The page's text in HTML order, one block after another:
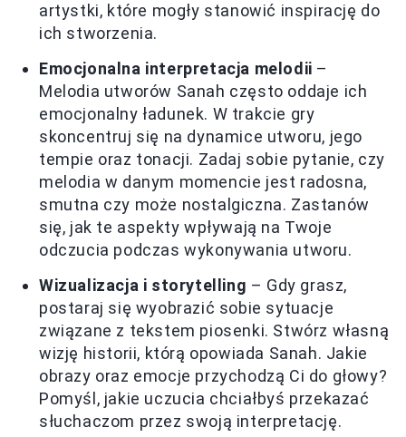
artystki, które mogły stanowić inspirację do
ich stworzenia.
Emocjonalna interpretacja melodii –
Melodia utworów Sanah często oddaje ich
emocjonalny ładunek. W trakcie gry
skoncentruj się na dynamice utworu, jego
tempie oraz tonacji. Zadaj sobie pytanie, czy
melodia w danym momencie jest radosna,
smutna czy może nostalgiczna. Zastanów
się, jak te aspekty wpływają na Twoje
odczucia podczas wykonywania utworu.
Wizualizacja i storytelling – Gdy grasz,
postaraj się wyobrazić sobie sytuacje
związane z tekstem piosenki. Stwórz własną
wizję historii, którą opowiada Sanah. Jakie
obrazy oraz emocje przychodzą Ci do głowy?
Pomyśl, jakie uczucia chciałbyś przekazać
słuchaczom przez swoją interpretację.